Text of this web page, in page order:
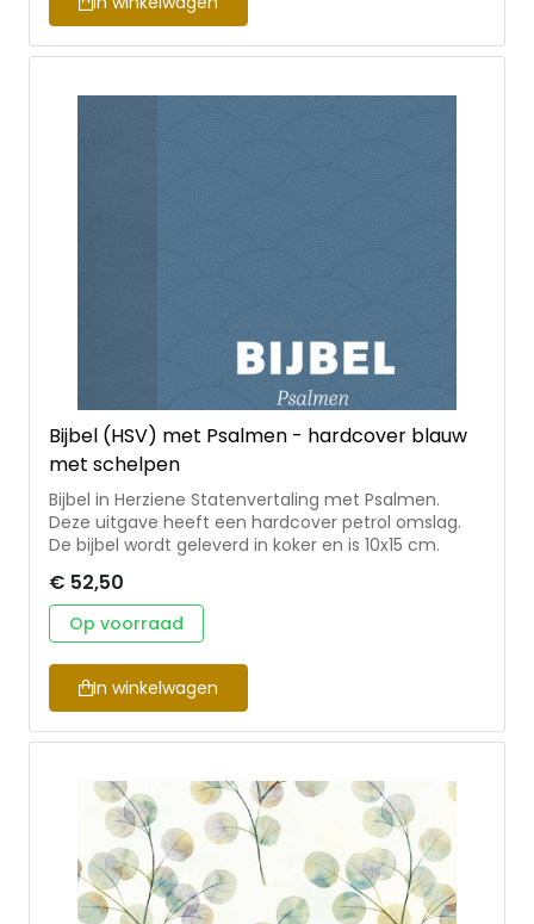
Bijbel (HSV) met Psalmen - hardcover blauw
met schelpen
Bijbel in Herziene Statenvertaling met Psalmen.
Deze uitgave heeft een hardcover petrol omslag.
De bijbel wordt geleverd in koker en is 10x15 cm.
€ 52,50
Op voorraad
In winkelwagen